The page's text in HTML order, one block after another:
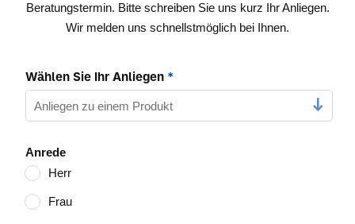
Beratungstermin. Bitte schreiben Sie uns kurz Ihr Anliegen.
Wir melden uns schnellstmöglich bei Ihnen.
Wählen Sie Ihr Anliegen *
Anrede
Herr
Frau